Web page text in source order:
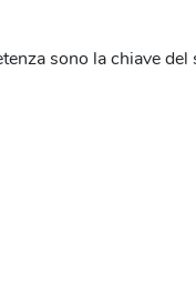
sono la chiave